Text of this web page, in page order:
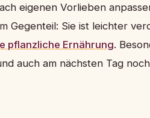
eigenen Vorlieben
Gegenteil: Sie ist leichter
pflanzliche Ernährung.
auch am nächsten Tag